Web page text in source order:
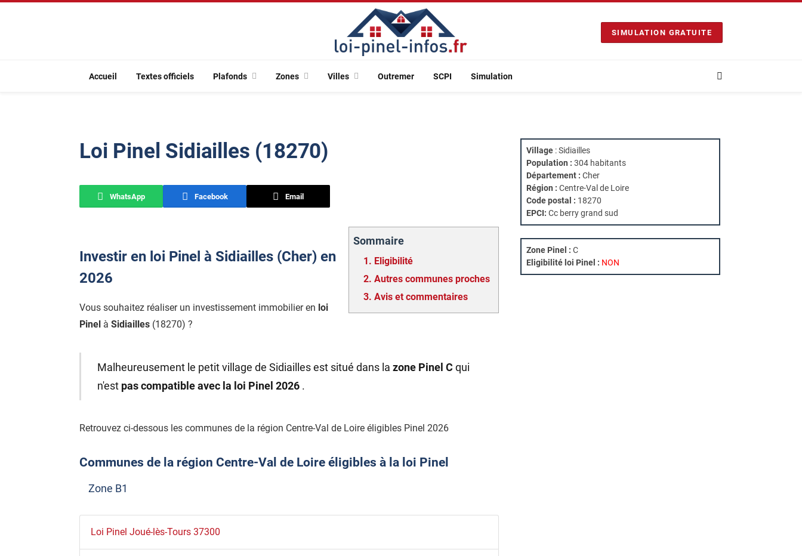
SIMULATION GRATUITE
Accueil Textes officiels Plafonds Zones Villes Outremer SCPI Simulation
Loi Pinel Sidiailles (18270)
WhatsApp Facebook Email
Sommaire
1. Eligibilité
2. Autres communes proches
3. Avis et commentaires
Investir en loi Pinel à Sidiailles (Cher) en
2026
Vous souhaitez réaliser un investissement immobilier en loi
Pinel à Sidiailles (18270) ?
Malheureusement le petit village de Sidiailles est situé dans la zone Pinel C qui
n'est pas compatible avec la loi Pinel 2026 .
Retrouvez ci-dessous les communes de la région Centre-Val de Loire éligibles Pinel 2026
Communes de la région Centre-Val de Loire éligibles à la loi Pinel
Zone B1
Loi Pinel Joué-lès-Tours 37300
Village : Sidiailles
Population : 304 habitants
Département : Cher
Région : Centre-Val de Loire
Code postal : 18270
EPCI: Cc berry grand sud
Zone Pinel : C
Eligibilité loi Pinel : NON